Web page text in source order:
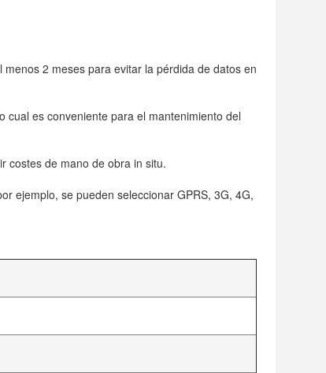
2 meses para evitar la pérdida de datos en
es conveniente para el mantenimiento del
costes de mano de obra in situ.
ejemplo, se pueden seleccionar GPRS, 3G, 4G,